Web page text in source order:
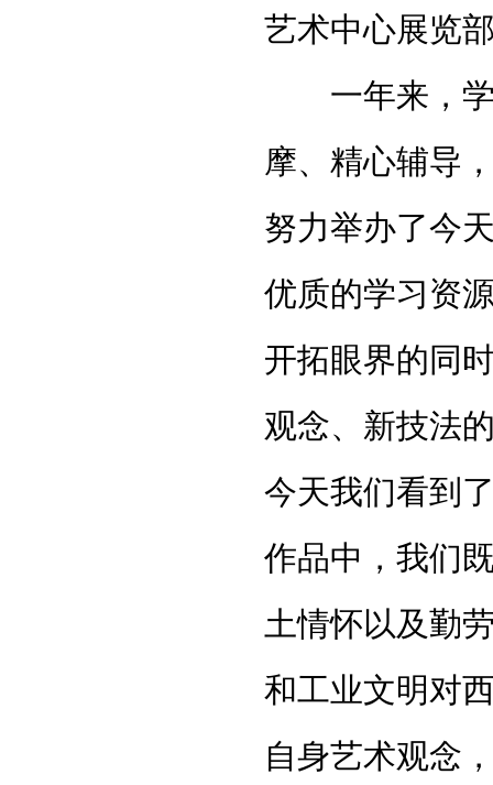
艺术中心展览
一年来，学
摩、精心辅导
努力举办了今
优质的学习资
开拓眼界的同
观念、新技法
今天我们看到
作品中，我们
土情怀以及勤
和工业文明对
自身艺术观念